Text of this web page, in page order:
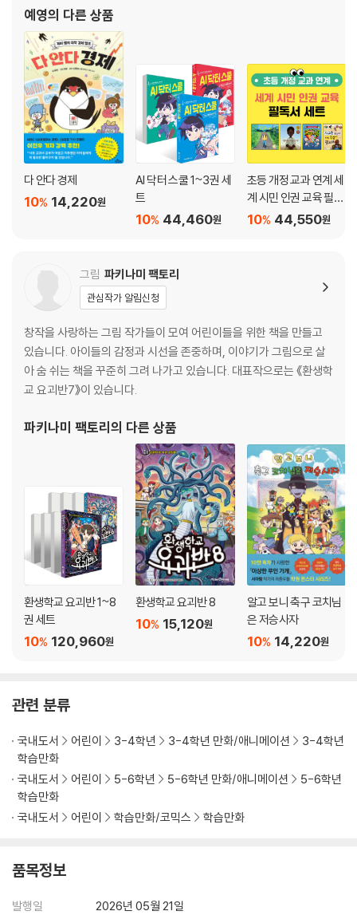
예영의 다른 상품
다 안다 경제
14,220원
10%
AI 닥터 스쿨 1~3권 세
트
44,460원
10%
초등 개정 교과 연계 세
계 시민 인권 교육 필독
서 세트44,550원
10%
그림 파키나미 팩토리
관심작가 알림신청
창작을 사랑하는 그림 작가들이 모여 어린이들을 위한 책을 만들고
있습니다. 아이들의 감정과 시선을 존중하며, 이야기가 그림으로 살
아 숨 쉬는 책을 꾸준히 그려 나가고 있습니다. 대표작으로는 《환생학
교 요괴반7》이 있습니다.
파키나미 팩토리 의 다른 상품
환생학교 요괴반 1~8
권 세트
120,960원
10%
환생학교 요괴반 8
15,120원
10%
알고 보니 축구 코치님
은 저승사자
14,220원
10%
관련 분류
국내도서 어린이 3-4학년 3-4학년 만화/애니메이션
3-4학년
학습만화
국내도서
어린이 5-6학년 5-6학년 만화/애니메이션
5-6학년
학습만화
국내도서
어린이 학습만화/코믹스 학습만화
품목정보
발행일
2026년 05월 21일